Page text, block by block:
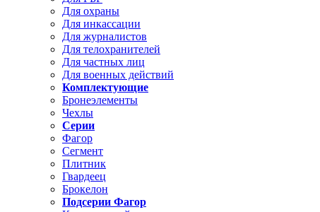
Для охраны
Для инкассации
Для журналистов
Для телохранителей
Для частных лиц
Для военных действий
Комплектующие
Бронеэлементы
Чехлы
Серии
Фагор
Сегмент
Плитник
Гвардеец
Брокелон
Подсерии Фагор